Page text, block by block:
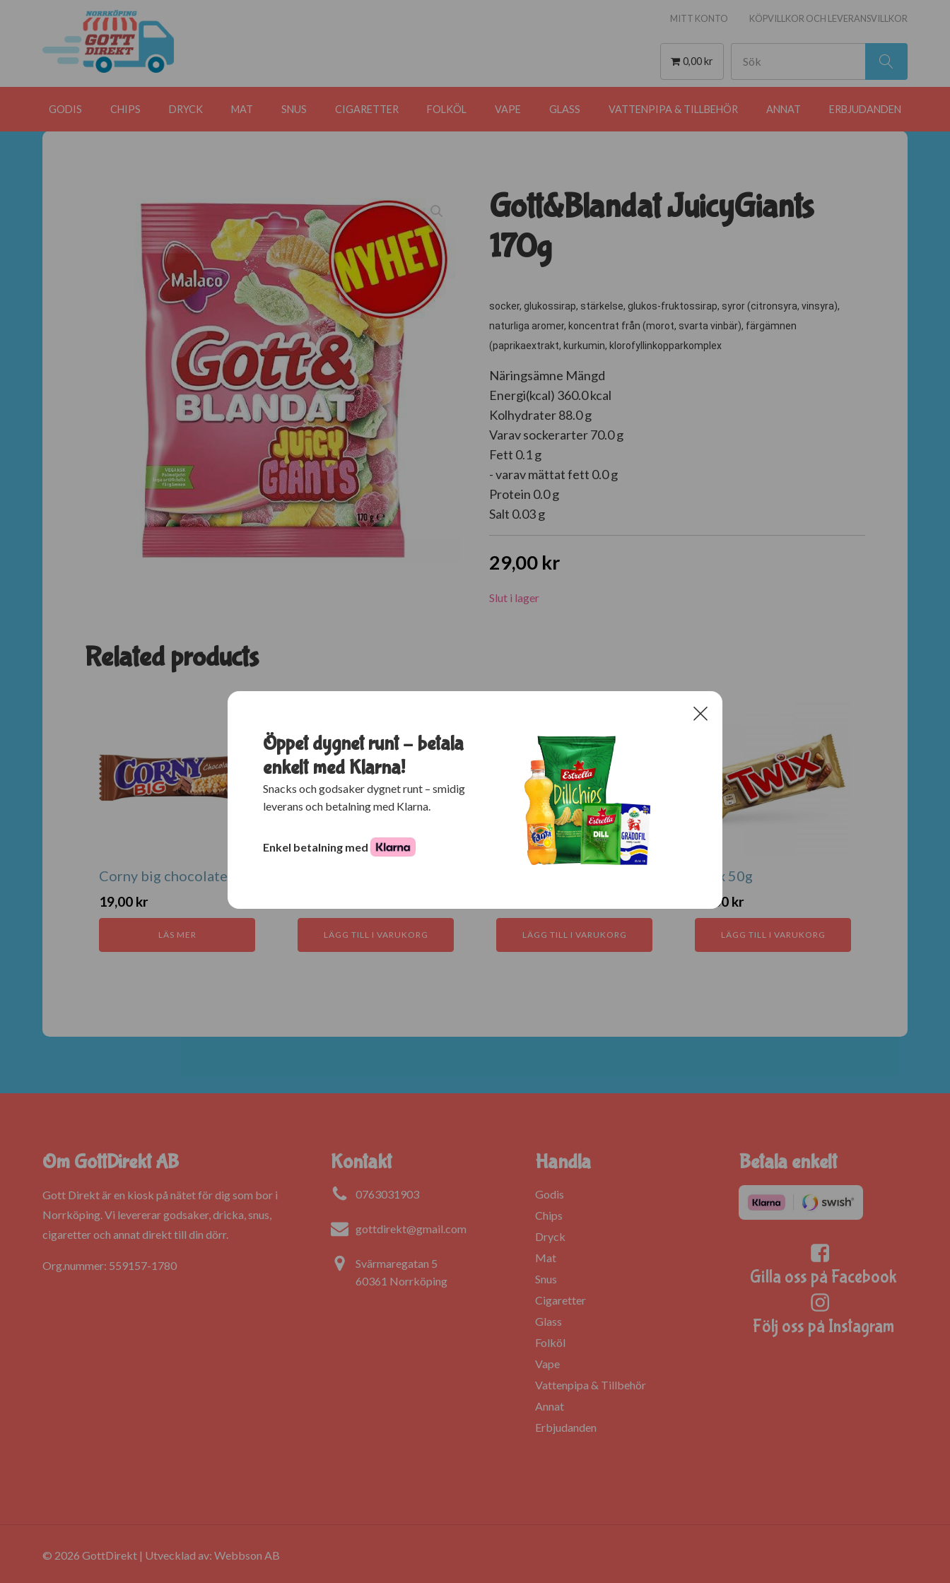
MITT KONTO KÖPVILLKOR OCH LEVERANSVILLKOR
0,00 kr
GODIS CHIPS DRYCK MAT SNUS CIGARETTER FOLKÖL VAPE GLASS VATTENPIPA & TILLBEHÖR ANNAT ERBJUDANDEN
Gott&Blandat JuicyGiants
170g
socker, glukossirap, stärkelse, glukos-fruktossirap, syror (citronsyra, vinsyra),
naturliga aromer, koncentrat från (morot, svarta vinbär), färgämnen
(paprikaextrakt, kurkumin, klorofyllinkopparkomplex
Näringsämne Mängd
Energi(kcal) 360.0 kcal
Kolhydrater 88.0 g
Varav sockerarter 70.0 g
Fett 0.1 g
- varav mättat fett 0.0 g
Protein 0.0 g
Salt 0.03 g
29,00 kr
Slut i lager
Related products
Corny big chocolate 50g
19,00 kr
LÄS MER LÄGG TILL I VARUKORG LÄGG TILL I VARUKORG
Twix 50g
19,00 kr
LÄGG TILL I VARUKORG
Om GottDirekt AB
Gott Direkt är en kiosk på nätet för dig som bor i
Norrköping. Vi levererar godsaker, dricka, snus,
cigaretter och annat direkt till din dörr.
Org.nummer: 559157-1780
Kontakt
0763031903
gottdirekt@gmail.com
Svärmaregatan 5
60361 Norrköping
Handla
Godis
Chips
Dryck
Mat
Snus
Cigaretter
Glass
Folköl
Vape
Vattenpipa & Tillbehör
Annat
Erbjudanden
Betala enkelt
Gilla oss på Facebook
Följ oss på Instagram
© 2026 GottDirekt | Utvecklad av: Webbson AB
Öppet dygnet runt – betala
enkelt med Klarna!
Snacks och godsaker dygnet runt – smidig
leverans och betalning med Klarna.
Enkel betalning med